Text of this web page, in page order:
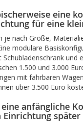
eine
für eine
je nach Größe,
modulare
und
1.500 und 3.000
mit fahrbaren
über 3.500 Euro
anfängliche